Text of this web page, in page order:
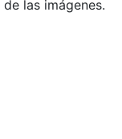
las imágenes.